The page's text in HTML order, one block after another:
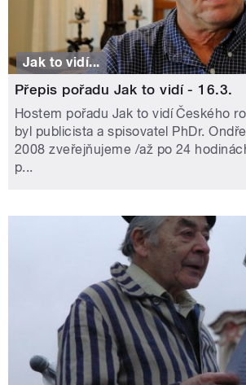
Jak to vidí...
Přepis pořadu Jak to vidí - 16.3.
Hostem pořadu Jak to vidí Českého
byl publicista a spisovatel PhDr.
2008 zveřejňujeme /až po 24
p...